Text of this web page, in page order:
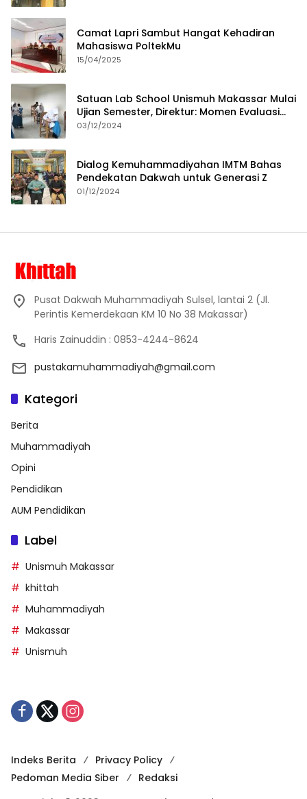
Camat Lapri Sambut Hangat Kehadiran
Mahasiswa PoltekMu
15/04/2025
Satuan Lab School Unismuh Makassar Mulai
Ujian Semester, Direktur: Momen Evaluasi
Proses Pembelajaran
03/12/2024
Dialog Kemuhammadiyahan IMTM Bahas
Pendekatan Dakwah untuk Generasi Z
01/12/2024
Pusat Dakwah Muhammadiyah Sulsel, lantai 2 (Jl.
Perintis Kemerdekaan KM 10 No 38 Makassar)
Haris Zainuddin : 0853-4244-8624
pustakamuhammadiyah@gmail.com
Kategori
Berita
Muhammadiyah
Opini
Pendidikan
AUM Pendidikan
Label
Unismuh Makassar
khittah
Muhammadiyah
Makassar
Unismuh
Indeks Berita
Privacy Policy
Pedoman Media Siber
Redaksi